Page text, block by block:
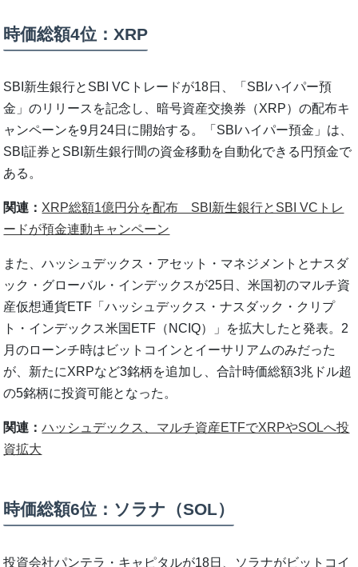
時価総額4位：XRP
SBI新生銀行とSBI VCトレードが18日、「SBIハイパー預
金」のリリースを記念し、暗号資産交換券（XRP）の配布キ
ャンペーンを9月24日に開始する。「SBIハイパー預金」は、
SBI証券とSBI新生銀行間の資金移動を自動化できる円預金で
ある。
関連： XRP総額1億円分を配布 SBI新生銀行とSBI VCトレ
ードが預金連動キャンペーン
また、ハッシュデックス・アセット・マネジメントとナスダ
ック・グローバル・インデックスが25日、米国初のマルチ資
産仮想通貨ETF「ハッシュデックス・ナスダック・クリプ
ト・インデックス米国ETF（NCIQ）」を拡大したと発表。2
月のローンチ時はビットコインとイーサリアムのみだった
が、新たにXRPなど3銘柄を追加し、合計時価総額3兆ドル超
の5銘柄に投資可能となった。
関連：ハッシュデックス、マルチ資産ETFでXRPやSOLへ投
資拡大
時価総額6位：ソラナ（SOL）
投資会社パンテラ・キャピタルが18日、ソラナがビットコイ